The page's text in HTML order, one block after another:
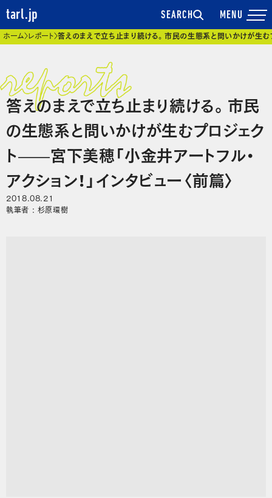
tarl.jp SEARCH
現在位置
ホーム レポート 答えのまえで立ち止まり続ける。市民の生態系と問いかけが生む
答えのまえで立ち止まり続ける。市民
の生態系と問いかけが生むプロジェク
ト——宮下美穂「小金井アートフル・
アクション！」インタビュー〈前篇〉
2018.08.21
執筆者 : 杉原環樹